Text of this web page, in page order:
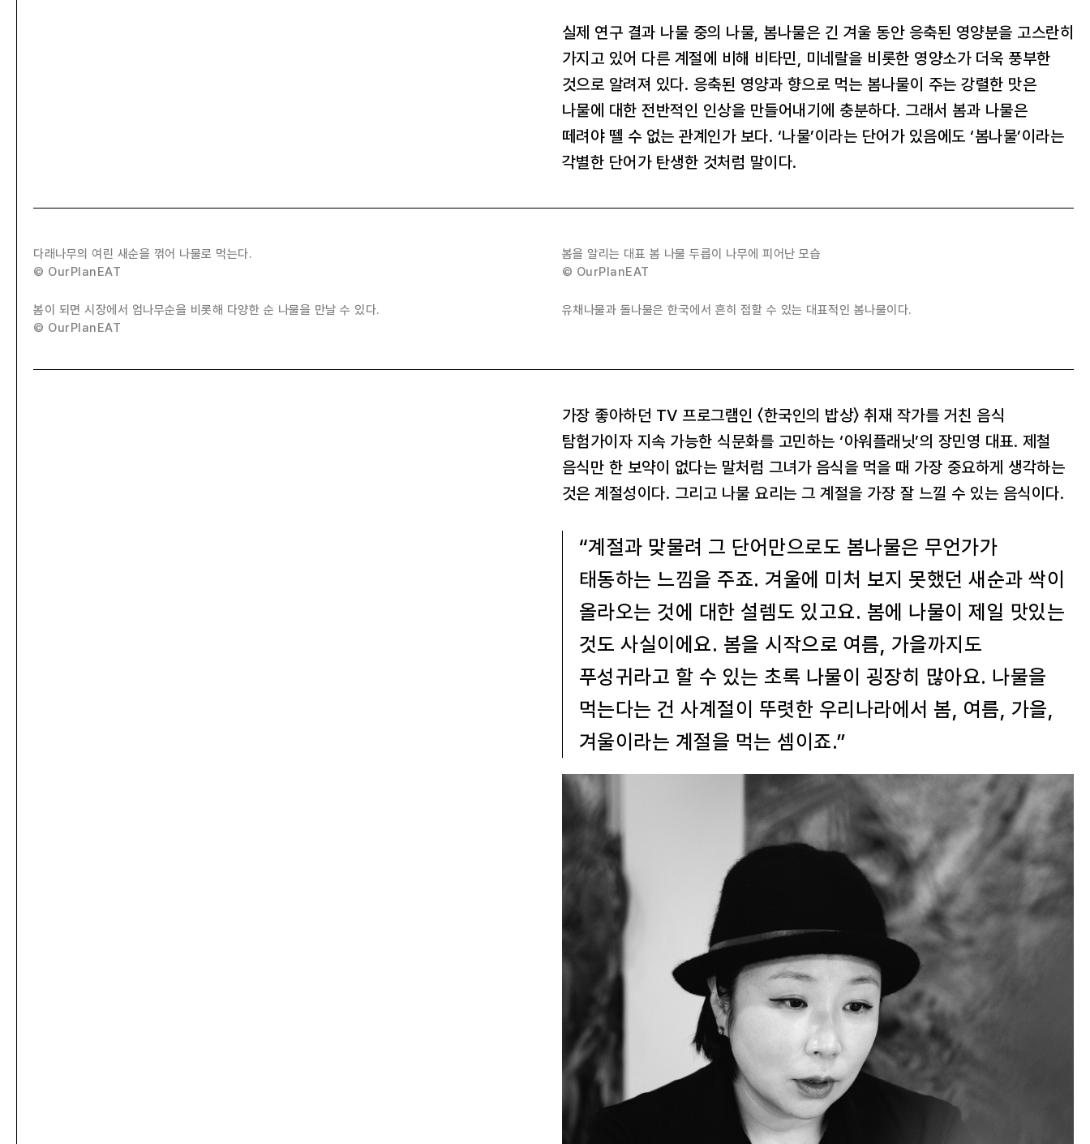
실제 연구 결과 나물 중의 나물, 봄나물은 긴 겨울 동안 응축된 영양분을 고스란히
가지고 있어 다른 계절에 비해 비타민, 미네랄을 비롯한 영양소가 더욱 풍부한
것으로 알려져 있다. 응축된 영양과 향으로 먹는 봄나물이 주는 강렬한 맛은
나물에 대한 전반적인 인상을 만들어내기에 충분하다. 그래서 봄과 나물은
떼려야 뗄 수 없는 관계인가 보다. ‘나물’이라는 단어가 있음에도 ‘봄나물’이라는
각별한 단어가 탄생한 것처럼 말이다.
다래나무의 여린 새순을 꺾어 나물로 먹는다.
© OurPlanEAT
봄을 알리는 대표 봄 나물 두릅이 나무에 피어난 모습
© OurPlanEAT
봄이 되면 시장에서 엄나무순을 비롯해 다양한 순 나물을 만날 수 있다.
© OurPlanEAT
유채나물과 돌나물은 한국에서 흔히 접할 수 있는 대표적인 봄나물이다.
가장 좋아하던 TV 프로그램인 〈한국인의 밥상〉 취재 작가를 거친 음식
탐험가이자 지속 가능한 식문화를 고민하는 ‘아워플래닛’의 장민영 대표. 제철
음식만 한 보약이 없다는 말처럼 그녀가 음식을 먹을 때 가장 중요하게 생각하는
것은 계절성이다. 그리고 나물 요리는 그 계절을 가장 잘 느낄 수 있는 음식이다.
“계절과 맞물려 그 단어만으로도 봄나물은 무언가가
태동하는 느낌을 주죠. 겨울에 미처 보지 못했던 새순과 싹이
올라오는 것에 대한 설렘도 있고요. 봄에 나물이 제일 맛있는
것도 사실이에요. 봄을 시작으로 여름, 가을까지도
푸성귀라고 할 수 있는 초록 나물이 굉장히 많아요. 나물을
먹는다는 건 사계절이 뚜렷한 우리나라에서 봄, 여름, 가을,
겨울이라는 계절을 먹는 셈이죠.”